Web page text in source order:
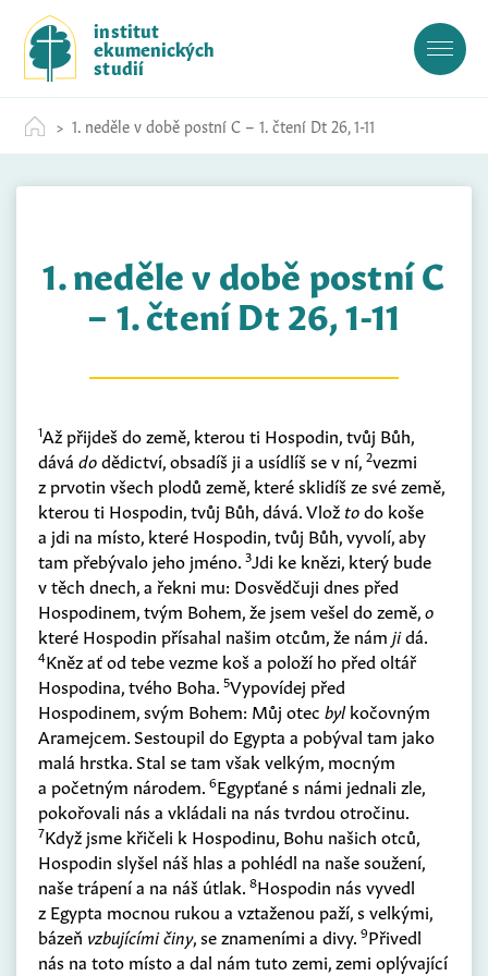
c
institut
ekumenických
studií
1. neděle v době postní C – 1. čtení Dt 26, 1-11
1. neděle v době postní C
– 1. čtení Dt 26, 1-11
1Až přijdeš do země, kterou ti Hospodin, tvůj Bůh,
dává dodědictví, obsadíš ji a usídlíš se v ní, 2vezmi
z prvotin všech plodů země, které sklidíš ze své země,
kterou ti Hospodin, tvůj Bůh, dává. Vlož todo koše
a jdi na místo, které Hospodin, tvůj Bůh, vyvolí, aby
tam přebývalo jeho jméno. 3Jdi ke knězi, který bude
v těch dnech, a řekni mu: Dosvědčuji dnes před
Hospodinem, tvým Bohem, že jsem vešel do země,o
které Hospodin přísahal našim otcům, že nám jidá.
4Kněz ať od tebe vezme koš a položí ho před oltář
Hospodina, tvého Boha. 5Vypovídej před
Hospodinem, svým Bohem: Můj otec bylkočovným
Aramejcem. Sestoupil do Egypta a pobýval tam jako
malá hrstka. Stal se tam však velkým, mocným
a početným národem. 6Egypťané s námi jednali zle,
pokořovali nás a vkládali na nás tvrdou otročinu.
7Když jsme křičeli k Hospodinu, Bohu našich otců,
Hospodin slyšel náš hlas a pohlédl na naše soužení,
naše trápení a na náš útlak. 8Hospodin nás vyvedl
z Egypta mocnou rukou a vztaženou paží, s velkými,
bázeň vzbujícími činy, se znameními a divy. 9Přivedl
nás na toto místo a dal nám tuto zemi, zemi oplývající